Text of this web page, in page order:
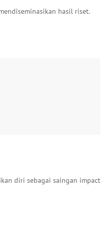
hasil riset.
diri sebagai saingan impact